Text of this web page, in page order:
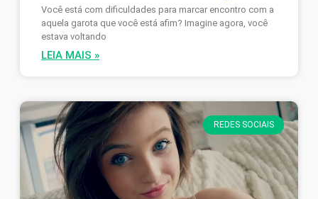
Você está com dificuldades para marcar encontro com a
aquela garota que você está afim? Imagine agora, você
estava voltando
LEIA MAIS »
REDES SOCIAIS